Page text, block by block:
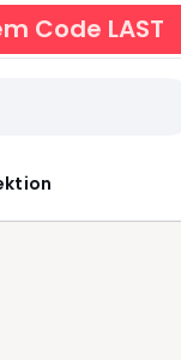
Code LAST